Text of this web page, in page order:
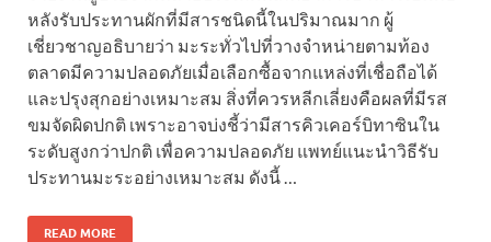
หลังรับประทานผักที่มีสารชนิดนี้ในปริมาณมาก ผู้
เชี่ยวชาญอธิบายว่า มะระทั่วไปที่วางจำหน่ายตามท้อง
ตลาดมีความปลอดภัยเมื่อเลือกซื้อจากแหล่งที่เชื่อถือได้
และปรุงสุกอย่างเหมาะสม สิ่งที่ควรหลีกเลี่ยงคือผลที่มีรส
ขมจัดผิดปกติ เพราะอาจบ่งชี้ว่ามีสารคิวเคอร์บิทาซินใน
ระดับสูงกว่าปกติ เพื่อความปลอดภัย แพทย์แนะนำวิธีรับ
ประทานมะระอย่างเหมาะสม ดังนี้ …
READ MORE